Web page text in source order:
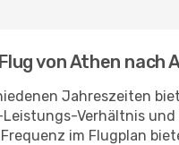
von Athen nach
Jahreszeiten
Verhältnis
im Flugplan